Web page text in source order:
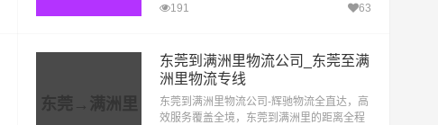
司|宜兴专线货运|东莞发宜兴大件运输，东莞
191 63
东莞→满洲里
东莞到满洲里物流公司_东莞至满
洲里物流专线
东莞到满洲里物流公司-辉驰物流全直达，高
效服务覆盖全境，东莞到满洲里的距离全程